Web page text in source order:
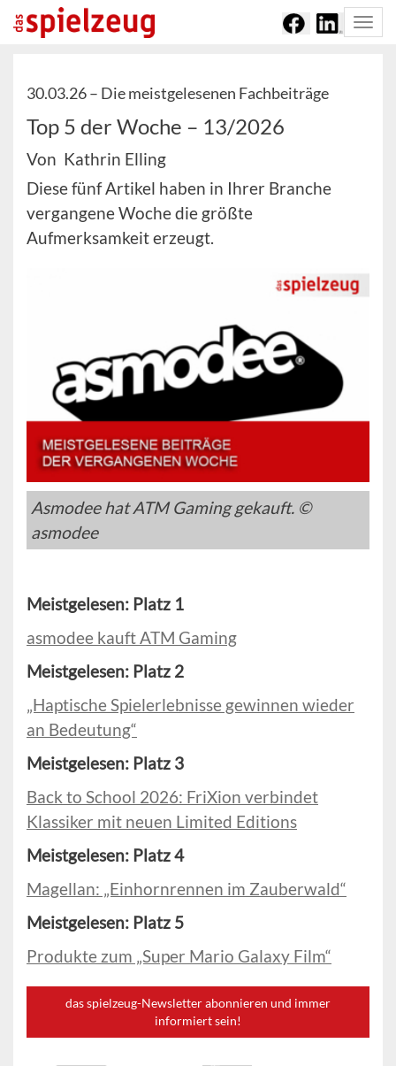
30.03.26 – Die meistgelesenen Fachbeiträge
Top 5 der Woche – 13/2026
Von Kathrin Elling
Diese fünf Artikel haben in Ihrer Branche
vergangene Woche die größte
Aufmerksamkeit erzeugt.
Asmodee hat ATM Gaming gekauft. ©
asmodee
Meistgelesen: Platz 1
asmodee kauft ATM Gaming
Meistgelesen: Platz 2
„Haptische Spielerlebnisse gewinnen wieder
an Bedeutung“
Meistgelesen: Platz 3
Back to School 2026: FriXion verbindet
Klassiker mit neuen Limited Editions
Meistgelesen: Platz 4
Magellan: „Einhornrennen im Zauberwald“
Meistgelesen: Platz 5
Produkte zum „Super Mario Galaxy Film“
das spielzeug-Newsletter abonnieren und immer
informiert sein!